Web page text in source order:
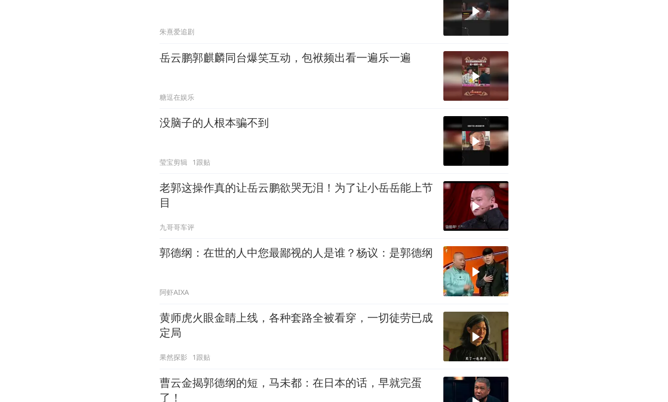
朱熹爱追剧
岳云鹏郭麒麟同台爆笑互动，包袱频出看一遍乐一遍
糖逗在娱乐
没脑子的人根本骗不到
莹宝剪辑 1跟贴
老郭这操作真的让岳云鹏欲哭无泪！为了让小岳岳能上节
目
九哥哥车评
郭德纲：在世的人中您最鄙视的人是谁？杨议：是郭德纲
阿虾AIXA
黄师虎火眼金睛上线，各种套路全被看穿，一切徒劳已成
定局
果然探影 1跟贴
曹云金揭郭德纲的短，马未都：在日本的话，早就完蛋
了！